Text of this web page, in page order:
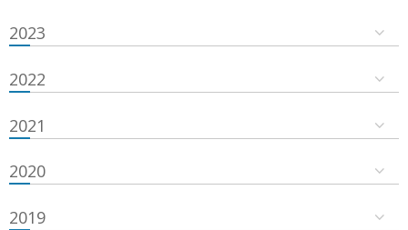
2023
2022
2021
2020
2019